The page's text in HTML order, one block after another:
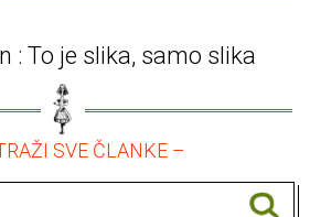
: To je slika, samo slika
SVE ČLANKE –